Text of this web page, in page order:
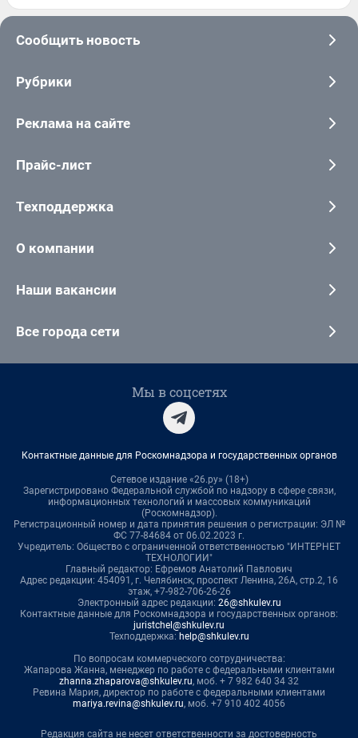
Сообщить новость
Рубрики
Реклама на сайте
Прайс-лист
Техподдержка
О компании
Наши вакансии
Все города сети
Мы в соцсетях
Контактные данные для Роскомнадзора и государственных органов
Сетевое издание «26.ру» (18+)
Зарегистрировано Федеральной службой по надзору в сфере связи,
информационных технологий и массовых коммуникаций
(Роскомнадзор).
Регистрационный номер и дата принятия решения о регистрации: ЭЛ №
ФС 77-84684 от 06.02.2023 г.
Учредитель: Общество с ограниченной ответственностью "ИНТЕРНЕТ
ТЕХНОЛОГИИ"
Главный редактор: Ефремов Анатолий Павлович
Адрес редакции: 454091, г. Челябинск, проспект Ленина, 26А, стр.2, 16
этаж, +7-982-706-26-26
Электронный адрес редакции: 26@shkulev.ru
Контактные данные для Роскомнадзора и государственных органов:
juristchel@shkulev.ru
Техподдержка: help@shkulev.ru
По вопросам коммерческого сотрудничества:
Жапарова Жанна, менеджер по работе с федеральными клиентами
zhanna.zhaparova@shkulev.ru, моб. + 7 982 640 34 32
Ревина Мария, директор по работе с федеральными клиентами
mariya.revina@shkulev.ru, моб. +7 910 402 4056
Редакция сайта не несет ответственности за достоверность